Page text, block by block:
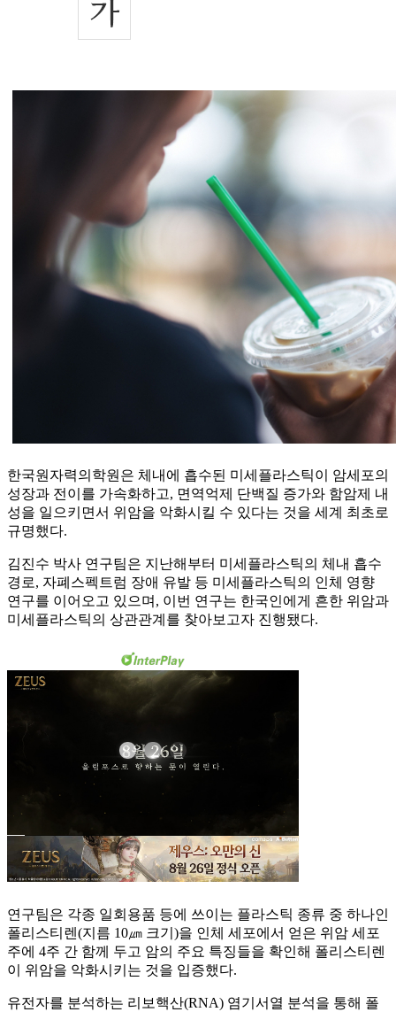
한국원자력의학원은 체내에 흡수된 미세플라스틱이 암세포의
성장과 전이를 가속화하고, 면역억제 단백질 증가와 함암제 내
성을 일으키면서 위암을 악화시킬 수 있다는 것을 세계 최초로
규명했다.
김진수 박사 연구팀은 지난해부터 미세플라스틱의 체내 흡수
경로, 자폐스펙트럼 장애 유발 등 미세플라스틱의 인체 영향
연구를 이어오고 있으며, 이번 연구는 한국인에게 흔한 위암과
미세플라스틱의 상관관계를 찾아보고자 진행됐다.
연구팀은 각종 일회용품 등에 쓰이는 플라스틱 종류 중 하나인
폴리스티렌(지름 10㎛ 크기)을 인체 세포에서 얻은 위암 세포
주에 4주 간 함께 두고 암의 주요 특징들을 확인해 폴리스티렌
이 위암을 악화시키는 것을 입증했다.
유전자를 분석하는 리보핵산(RNA) 염기서열 분석을 통해 폴